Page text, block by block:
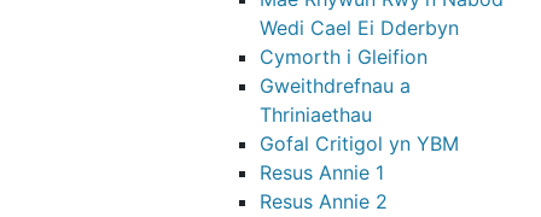
Wedi Cael Ei Dderbyn
Cymorth i Gleifion
Gweithdrefnau a
Thriniaethau
Gofal Critigol yn YBM
Resus Annie 1
Resus Annie 2